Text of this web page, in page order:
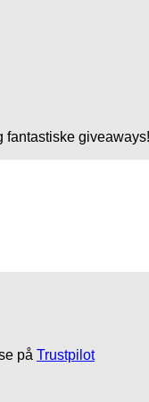
på Trustpilot